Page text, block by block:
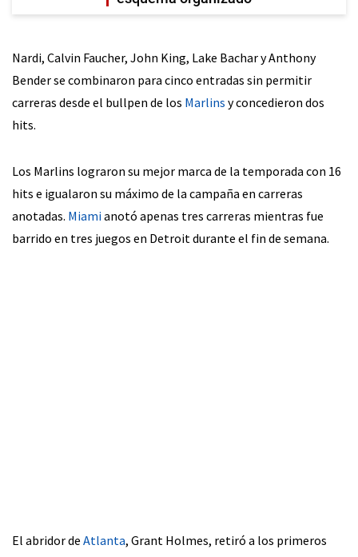
Nardi, Calvin Faucher, John King, Lake Bachar y Anthony
Bender se combinaron para cinco entradas sin permitir
carreras desde el bullpen de los Marlins y concedieron dos
hits.
Los Marlins lograron su mejor marca de la temporada con 16
hits e igualaron su máximo de la campaña en carreras
anotadas. Miamianotó apenas tres carreras mientras fue
barrido en tres juegos en Detroit durante el fin de semana.
El abridor de Atlanta, Grant Holmes, retiró a los primeros